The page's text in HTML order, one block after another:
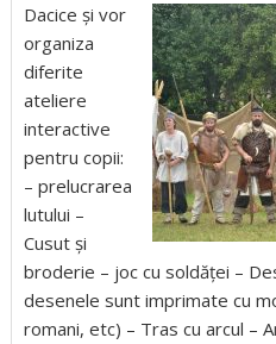
Dacice și vor
organiza
diferite
ateliere
interactive
pentru copii:
– prelucrarea
lutului –
Cusut și
broderie – joc cu soldăței – De
desenele sunt imprimate cu
romani, etc) – Tras cu arcul –